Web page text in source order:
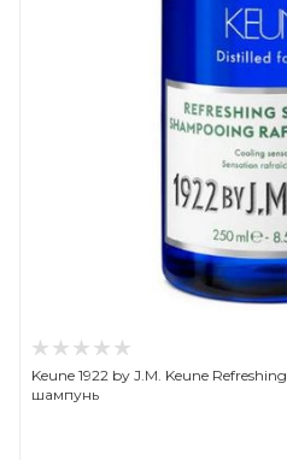
Keune 1922 by J.M. Keune
шампунь